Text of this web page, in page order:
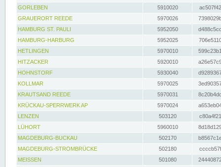
GORLEBEN
5910020
GRAUERORT REEDE
5970026
HAMBURG ST. PAULI
5952050
HAMBURG-HARBURG
5952025
HETLINGEN
5970010
HITZACKER
5920010
HOHNSTORF
5930040
KOLLMAR
5970025
KRAUTSAND REEDE
5970031
KRÜCKAU-SPERRWERK AP
5970024
LENZEN
503120
LÜHORT
5960010
MAGDEBURG-BUCKAU
502170
MAGDEBURG-STROMBRÜCKE
502180
MEISSEN
501080